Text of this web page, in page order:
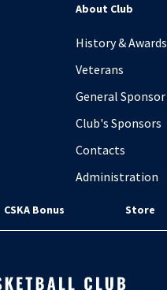
About Club
History & Awards
Veterans
General Sponsor
Club's Sponsors
Contacts
Administration
CSKA Bonus Store